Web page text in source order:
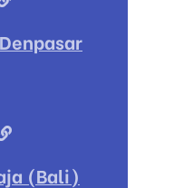
(Bali)